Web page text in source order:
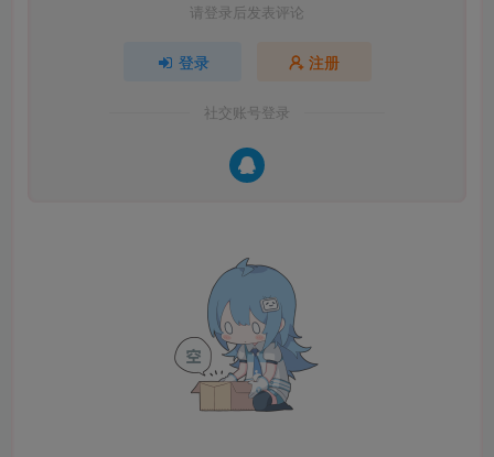
请登录后发表评论
登录 注册
社交账号登录